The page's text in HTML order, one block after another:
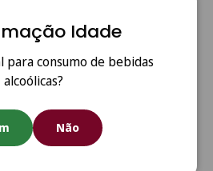
Idade
para consumo de bebidas
alcoólicas?
Não